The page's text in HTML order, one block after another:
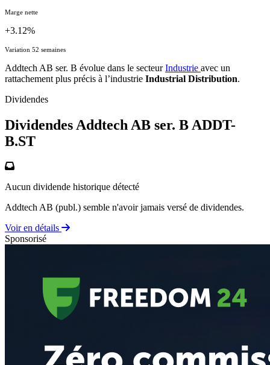
Marge nette
+3.12%
Variation 52 semaines
Addtech AB ser. B évolue dans le secteurIndustrie avec un
rattachement plus précis à l’industrie Industrial Distribution.
Dividendes
Dividendes Addtech AB ser. B ADDT-
B.ST
Aucun dividende historique détecté
Addtech AB (publ.) semble n'avoir jamais versé de dividendes.
Voir en détails
Sponsorisé